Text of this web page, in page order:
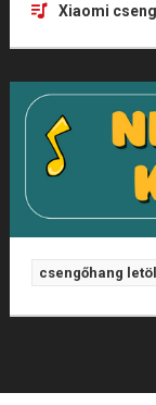
Xiaomi
csengőhang